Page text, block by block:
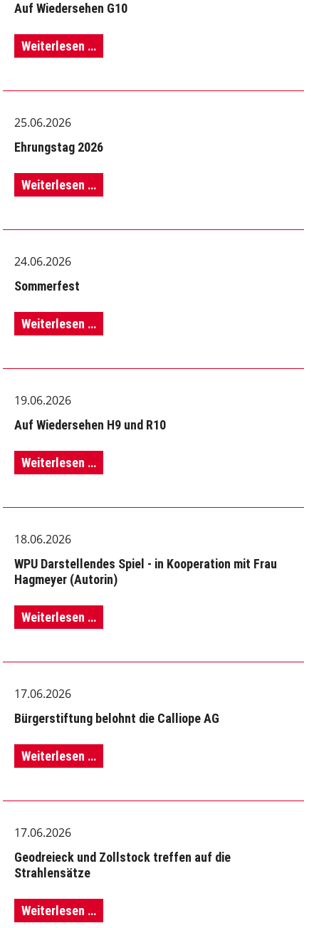
Auf Wiedersehen G10
Weiterlesen …Auf
25.06.2026
Ehrungstag 2026
Weiterlesen …Ehrungstag
24.06.2026
Sommerfest
Weiterlesen …Sommerfest
19.06.2026
Auf Wiedersehen H9 und R10
Weiterlesen …Auf
R10
18.06.2026
WPU Darstellendes Spiel - in Kooperation mit Frau
Hagmeyer (Autorin)
Weiterlesen …WPU
in
Kooperation
mit
17.06.2026
Bürgerstiftung belohnt die Calliope AG
Weiterlesen …Bürgerstiftung
AG
17.06.2026
Geodreieck und Zollstock treffen auf die
Strahlensätze
Weiterlesen …Geodreieck